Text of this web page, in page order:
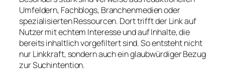
Umfeldern, Fachblogs, Branchenmedien oder
spezialisierten Ressourcen. Dort trifft der Link auf
Nutzer mit echtem Interesse und auf Inhalte, die
bereits inhaltlich vorgefiltert sind. So entsteht nicht
nur Linkkraft, sondern auch ein glaubwürdiger Bezug
zur Suchintention.